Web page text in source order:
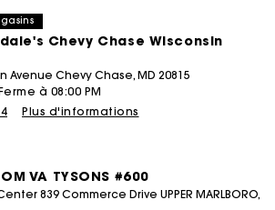
Chevy Chase Wisconsin
Avenue Chevy Chase, MD 20815
à 08:00 PM
Plus d'informations
VA TYSONS #600
839 Commerce Drive UPPER MARLBORO,